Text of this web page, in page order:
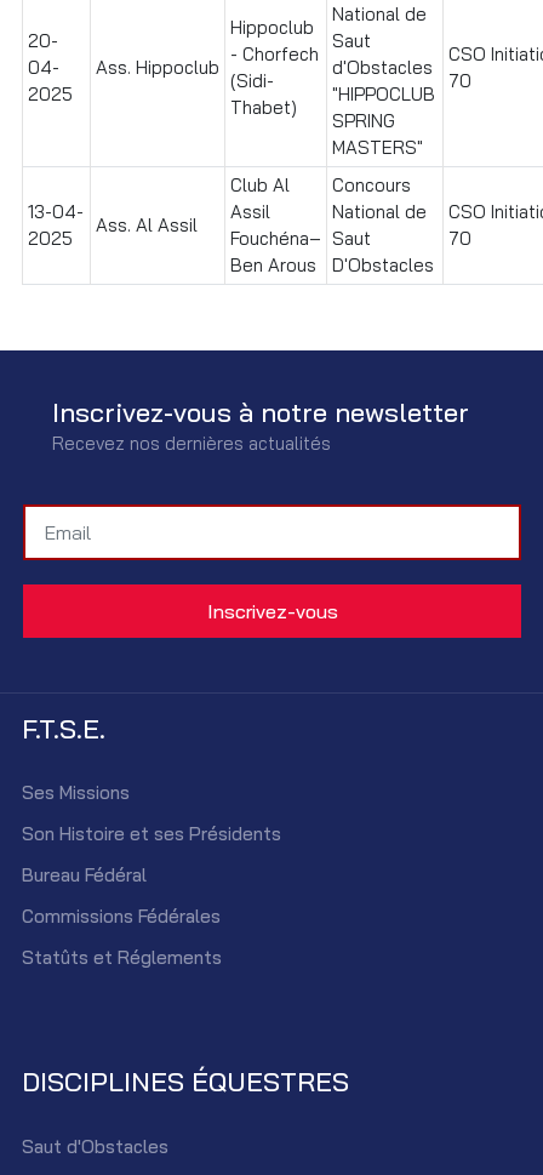
20-
04-
2025
Ass. Hippoclub
Hippoclub
- Chorfech
(Sidi-
Thabet)
National de
Saut
d'Obstacles
"HIPPOCLUB
SPRING
MASTERS"
CSO
70
13-04-
2025
Ass. Al Assil
Club Al
Assil
Fouchéna–
Ben Arous
Concours
National de
Saut
D'Obstacles
CSO
70
Inscrivez-vous à notre newsletter
Recevez nos dernières actualités
F.T.S.E.
Ses Missions
Son Histoire et ses Présidents
Bureau Fédéral
Commissions Fédérales
Statûts et Réglements
DISCIPLINES ÉQUESTRES
Saut d'Obstacles